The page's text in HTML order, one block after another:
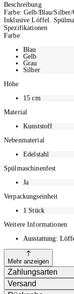
Beschreibung
Farbe: Gelb/Blau/
Inklusive Löffel.
Spezifikationen
Farbe
Blau
Gelb
Grau
Silber
Höhe
15cm
Material
Kunststoff
Nebenmaterial
Edelstahl
Spülmaschinenfest
Ja
Verpackungseinheit
1 Stück
Weitere Informationen
Ausstattung:
Mehr anzeigen
Zahlungsarten
Versand